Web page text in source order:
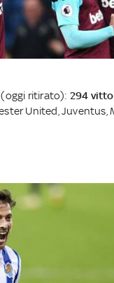
(oggi ritirato): 294
United, Juventus,